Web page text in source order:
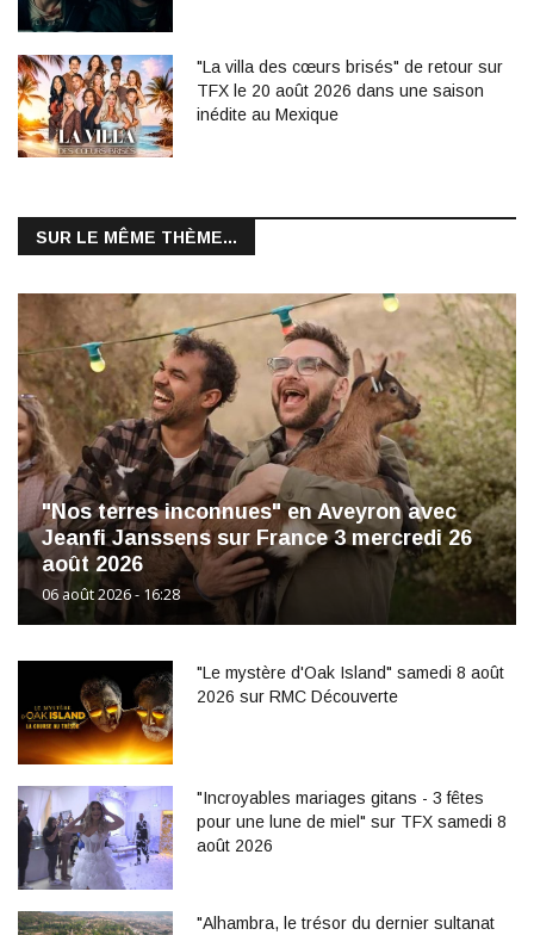
"La villa des cœurs brisés" de retour sur
TFX le 20 août 2026 dans une saison
inédite au Mexique
SUR LE MÊME THÈME...
"Nos terres inconnues" en Aveyron avec
Jeanfi Janssens sur France 3 mercredi 26
août 2026
06 août 2026 - 16:28
"Le mystère d'Oak Island" samedi 8 août
2026 sur RMC Découverte
"Incroyables mariages gitans - 3 fêtes
pour une lune de miel" sur TFX samedi 8
août 2026
"Alhambra, le trésor du dernier sultanat